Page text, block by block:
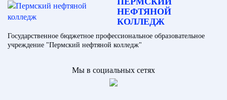
НЕФТЯНОЙ
КОЛЛЕДЖ
Государственное бюджетное профессиональное образовательное
учреждение "Пермский нефтяной колледж"
Мы в социальных сетях